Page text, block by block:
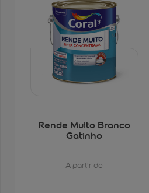
Rende Muito Branco
Gatinho
A partir de